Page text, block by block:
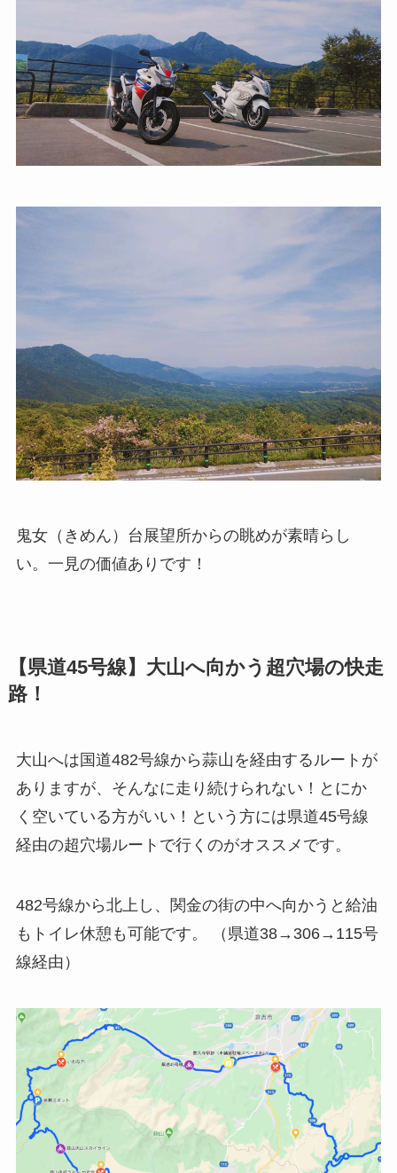
鬼女（きめん）台展望所からの眺めが素晴らし
い。一見の価値ありです！
【県道45号線】大山へ向かう超穴場の快走
路！
大山へは国道482号線から蒜山を経由するルートが
ありますが、そんなに走り続けられない！とにか
く空いている方がいい！という方には県道45号線
経由の超穴場ルートで行くのがオススメです。
482号線から北上し、関金の街の中へ向かうと給油
もトイレ休憩も可能です。 （県道38→306→115号
線経由）